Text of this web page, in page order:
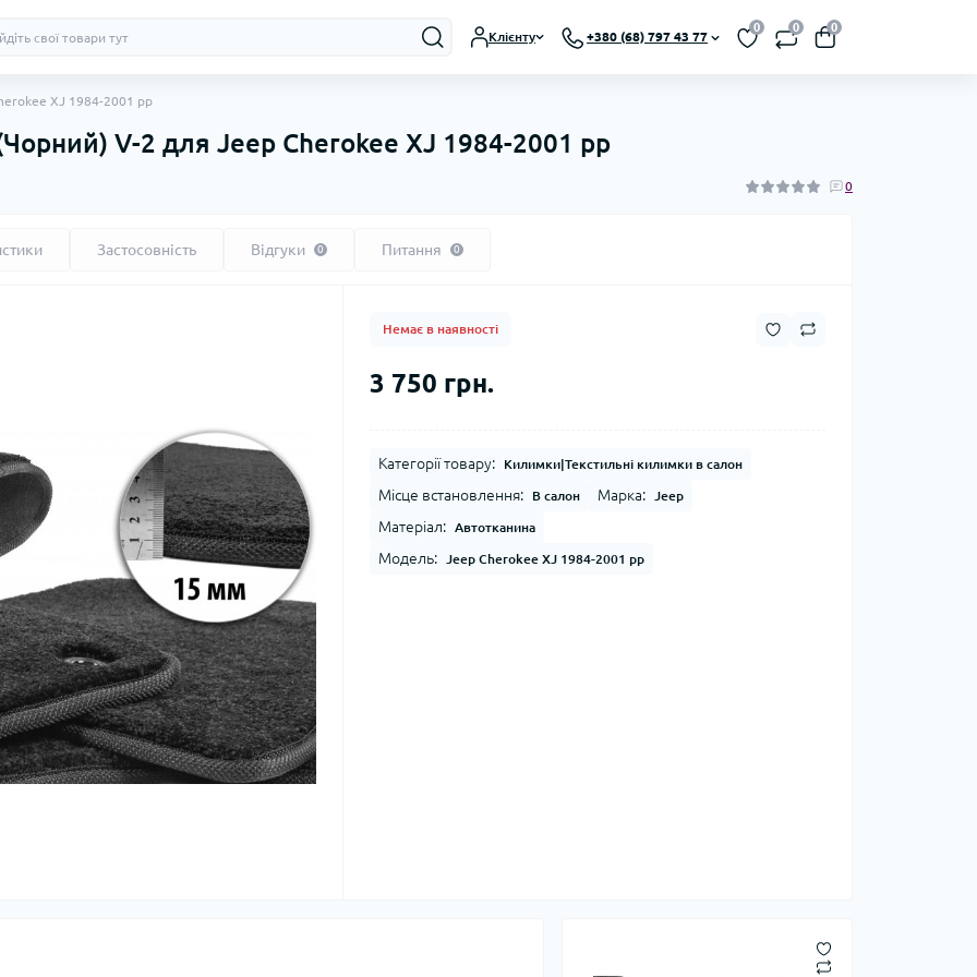
Клієнту +380 (68) 797 43 77
0 0 0
XJ 1984-2001 рр
V-2 для Jeep Cherokee XJ 1984-2001 рр
0
Застосовність Відгуки 0 Питання 0
Немає в наявності
3 750 грн.
Категорії товару: Килимки|Текстильні килимки в салон
Місце встановлення: В салон Марка: Jeep
Матеріал: Автотканина
Модель: Jeep Cherokee XJ 1984-2001 рр